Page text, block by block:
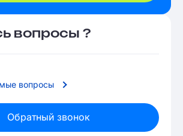
вопросы ?
вопросы
Обратный звонок